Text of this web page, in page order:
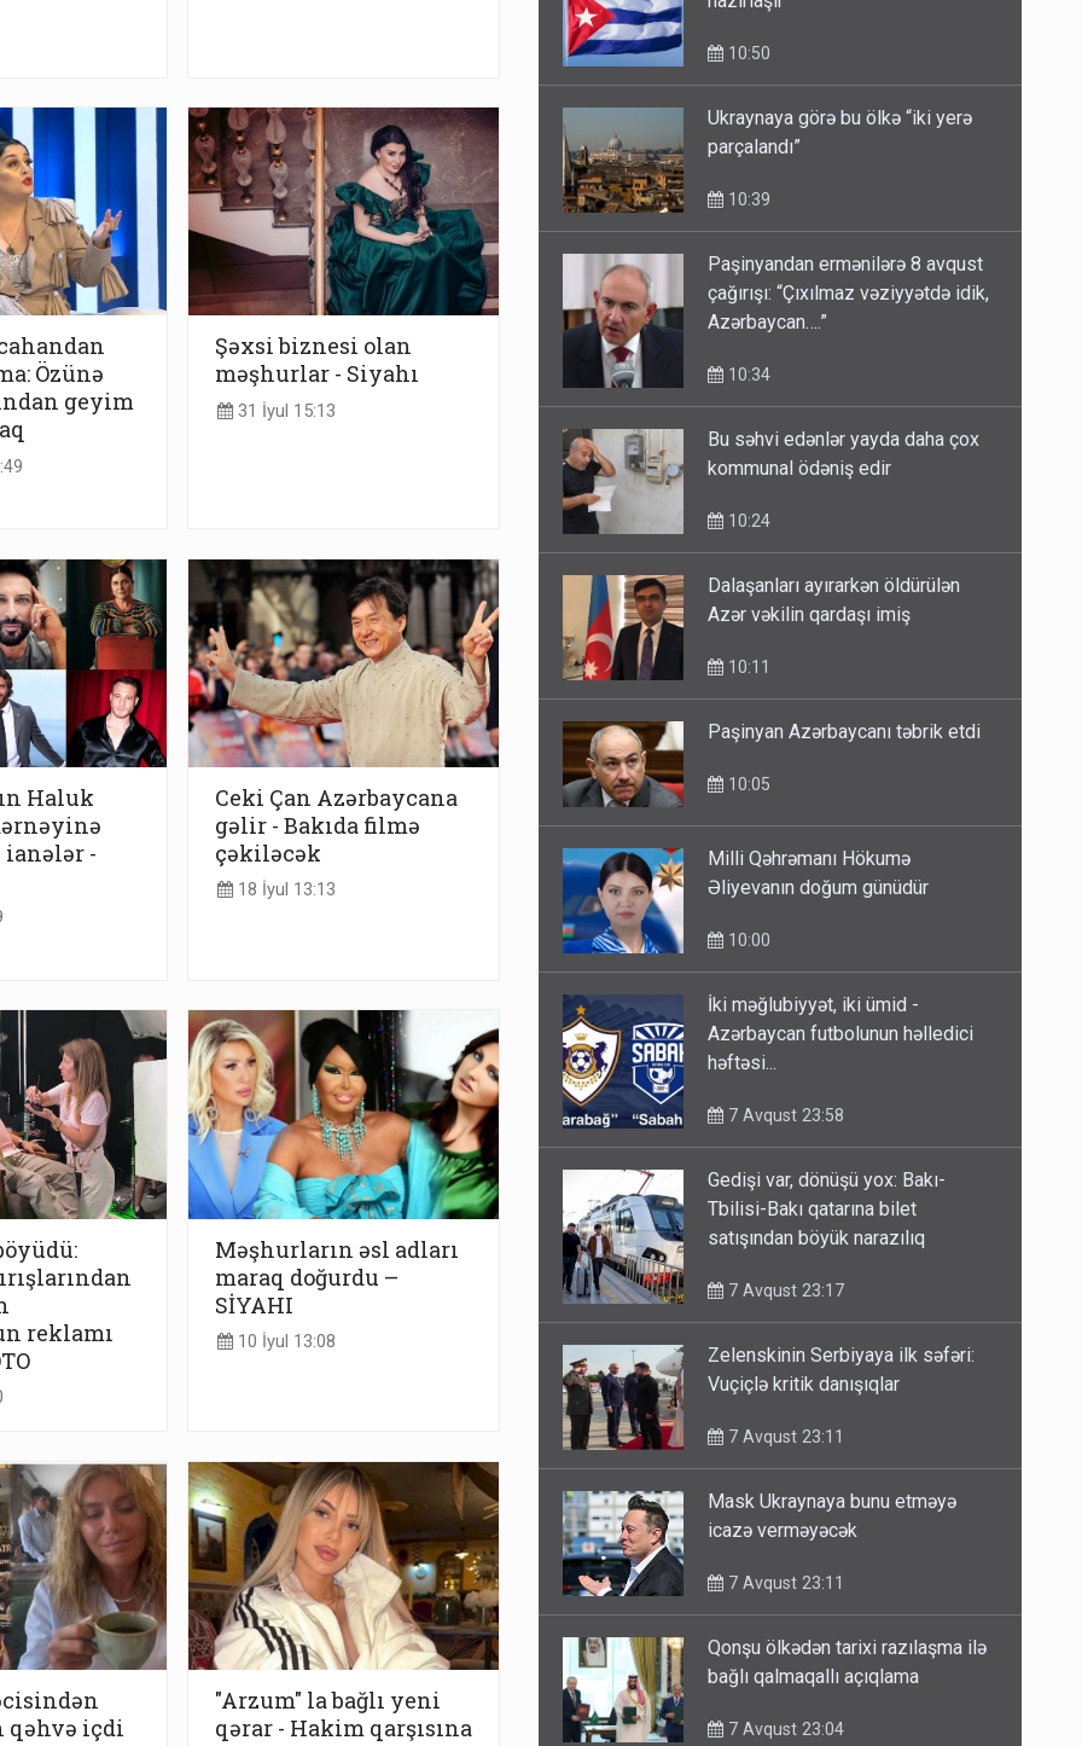
Özünə
geyim
Şəxsi biznesi olan
məşhurlar - Siyahı
31 İyul 15:13
Haluk
ianələr -
Ceki Çan Azərbaycana
gəlir - Bakıda filmə
çəkiləcək
18 İyul 13:13
reklamı
Məşhurların əsl adları
maraq doğurdu –
SİYAHI
10 İyul 13:08
qəhvə içdi
"Arzum" la bağlı yeni
qərar - Hakim qarşısına
Ukraynaya görə bu ölkə “iki yerə
parçalandı”
Paşinyandan ermənilərə 8 avqust
çağırışı: “Çıxılmaz vəziyyətdə idik,
Azərbaycan….”
Bu səhvi edənlər yayda daha çox
kommunal ödəniş edir
Dalaşanları ayırarkən öldürülən
Azər vəkilin qardaşı imiş
Paşinyan Azərbaycanı təbrik etdi
Milli Qəhrəmanı Hökumə
Əliyevanın doğum günüdür
İki məğlubiyyət, iki ümid -
Azərbaycan futbolunun həlledici
həftəsi...
Gedişi var, dönüşü yox: Bakı-
Tbilisi-Bakı qatarına bilet
satışından böyük narazılıq
Zelenskinin Serbiyaya ilk səfəri:
Vuçiçlə kritik danışıqlar
Mask Ukraynaya bunu etməyə
icazə verməyəcək
Qonşu ölkədən tarixi razılaşma ilə
bağlı qalmaqallı açıqlama